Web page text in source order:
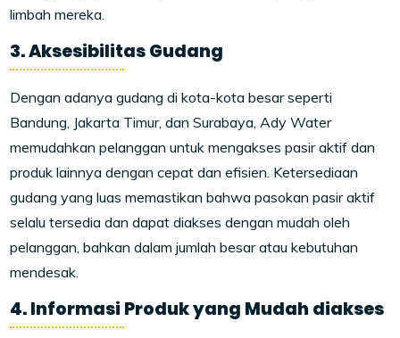
limbah mereka.
3. Aksesibilitas Gudang
Dengan adanya gudang di kota-kota besar seperti
Bandung, Jakarta Timur, dan Surabaya, Ady Water
memudahkan pelanggan untuk mengakses pasir aktif dan
produk lainnya dengan cepat dan efisien. Ketersediaan
gudang yang luas memastikan bahwa pasokan pasir aktif
selalu tersedia dan dapat diakses dengan mudah oleh
pelanggan, bahkan dalam jumlah besar atau kebutuhan
mendesak.
4. Informasi Produk yang Mudah diakses